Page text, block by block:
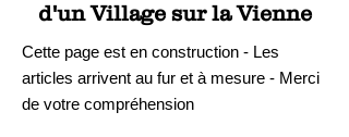
d'un Village sur la Vienne
Cette page est en construction - Les
articles arrivent au fur et à mesure - Merci
de votre compréhension